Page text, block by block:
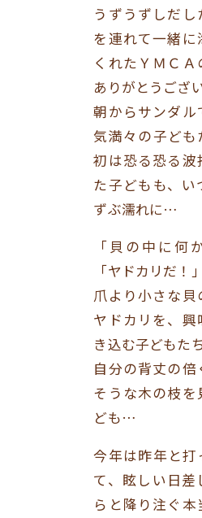
うずうずしだし
を連れて一緒に
くれたＹＭＣＡ
ありがとうござ
朝からサンダル
気満々の子ども
初は恐る恐る波
た子どもも、い
ずぶ濡れに…
「貝の中に何
「ヤドカリだ！」
爪より小さな貝
ヤドカリを、興
き込む子どもたち
自分の背丈の倍
そうな木の枝を
ども…
今年は昨年と打
て、眩しい日差
らと降り注ぐ本